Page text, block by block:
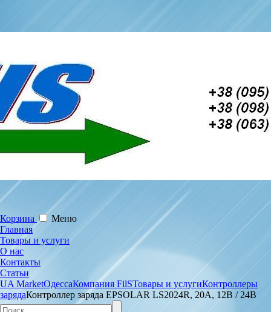
Корзина
Меню
Главная
Товары и услуги
О нас
Контакты
Статьи
UA MarketОдессаКомпания FilSТовары и услугиКонтроллеры
зарядаКонтроллер заряда EPSOLAR LS2024R, 20A, 12В / 24В